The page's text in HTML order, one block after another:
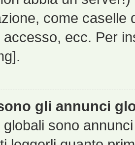
come caselle
ecc. Per
gli annunci
sono